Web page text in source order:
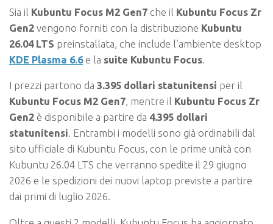
Sia il Kubuntu Focus M2 Gen7 che il Kubuntu Focus Zr
Gen2 vengono forniti con la distribuzione Kubuntu
26.04 LTS preinstallata, che include l’ambiente desktop
KDE Plasma 6.6e la suite Kubuntu Focus
I prezzi partono da 3.395 dollari statunitensi per il
Kubuntu Focus M2 Gen7, mentre il Kubuntu Focus Zr
Gen2 è disponibile a partire da 4.395 dollari
statunitensi. Entrambi i modelli sono già ordinabili dal
sito ufficiale di Kubuntu Focus, con le prime unità con
Kubuntu 26.04 LTS che verranno spedite il 29 giugno
2026 e le spedizioni dei nuovi laptop previste a partire
dai primi di luglio 2026.